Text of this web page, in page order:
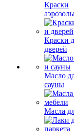
Краски
Краски
дверей
Масло
сауны
Масла